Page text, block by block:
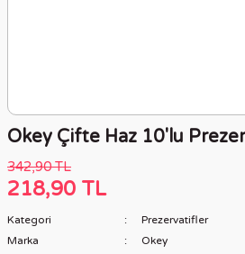
Okey Çifte Haz 10'lu
342,90 TL
218,90 TL
Kategori
Prezervatifler
Marka
Okey